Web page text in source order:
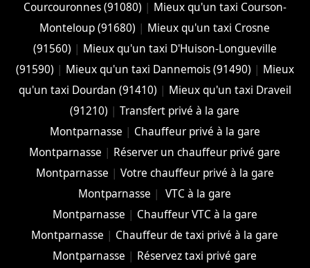
Courcouronnes (91080) | Mieux qu'un taxi Courson-
Monteloup (91680) | Mieux qu'un taxi Crosne
(91560) | Mieux qu'un taxi D'Huison-Longueville
(91590) | Mieux qu'un taxi Dannemois (91490) | Mieux
qu'un taxi Dourdan (91410) | Mieux qu'un taxi Draveil
(91210) |Transfert privé à la gare
Montparnasse | Chauffeur privé à la gare
Montparnasse | Réserver un chauffeur privé gare
Montparnasse | Votre chauffeur privé à la gare
Montparnasse | VTC à la gare
Montparnasse | Chauffeur VTC à la gare
Montparnasse | Chauffeur de taxi privé à la gare
Montparnasse | Réservez taxi privé gare